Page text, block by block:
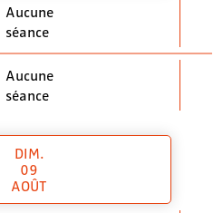
Aucune
séance
Aucune
séance
DIM.
09
AOÛT